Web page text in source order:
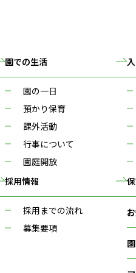
園での生活
園の一日
預かり保育
課外活動
行事について
園庭開放
採用情報
採用までの流れ
募集要項